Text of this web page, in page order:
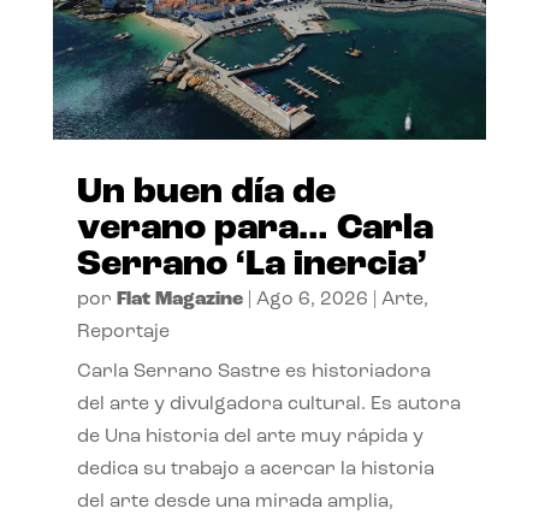
Un buen día de
verano para… Carla
Serrano ‘La inercia’
por Flat Magazine| Ago 6, 2026 Arte,
Reportaje
Carla Serrano Sastre es historiadora
del arte y divulgadora cultural. Es autora
de Una historia del arte muy rápida y
dedica su trabajo a acercar la historia
del arte desde una mirada amplia,